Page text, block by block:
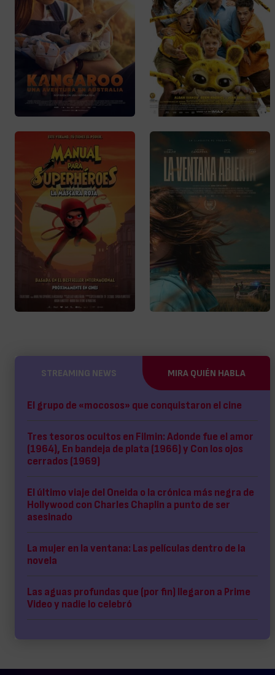
STREAMING NEWS MIRA QUIÉN HABLA
El grupo de «mocosos» que conquistaron el cine
Tres tesoros ocultos en Filmin: Adonde fue el amor
(1964), En bandeja de plata (1966) y Con los ojos
cerrados (1969)
El último viaje del Oneida o la crónica más negra de
Hollywood con Charles Chaplin a punto de ser
asesinado
La mujer en la ventana: Las películas dentro de la
novela
Las aguas profundas que (por fin) llegaron a Prime
Video y nadie lo celebró